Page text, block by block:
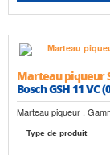
Marteau piqueur
Bosch GSH 11 VC
Marteau piqueur .
Type de produit